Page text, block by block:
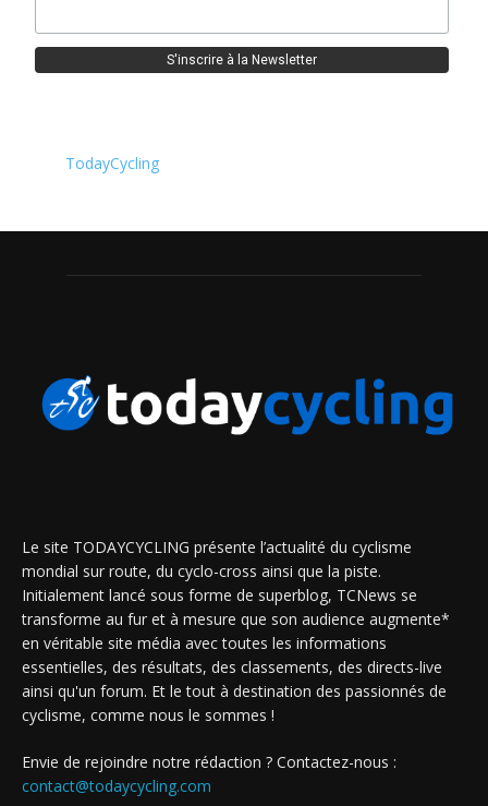
TodayCycling
Le site TODAYCYCLING présente l’actualité du cyclisme
mondial sur route, du cyclo-cross ainsi que la piste.
Initialement lancé sous forme de superblog, TCNews se
transforme au fur et à mesure que son audience augmente*
en véritable site média avec toutes les informations
essentielles, des résultats, des classements, des directs-live
ainsi qu'un forum. Et le tout à destination des passionnés de
cyclisme, comme nous le sommes !
Envie de rejoindre notre rédaction ? Contactez-nous :
contact@todaycycling.com